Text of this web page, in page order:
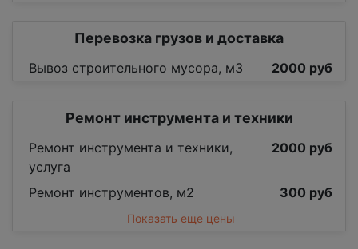
Перевозка грузов и доставка
Вывоз строительного мусора, м3 2000 руб
Ремонт инструмента и техники
Ремонт инструмента и техники,
услуга
2000 руб
Ремонт инструментов, м2 300 руб
Показать еще цены